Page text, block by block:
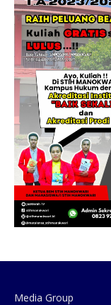
Media Group